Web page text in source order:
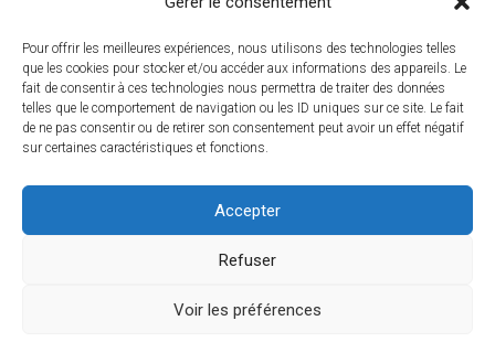
Pour offrir les meilleures expériences, nous utilisons des technologies telles
que les cookies pour stocker et/ou accéder aux informations des appareils. Le
fait de consentir à ces technologies nous permettra de traiter des données
telles que le comportement de navigation ou les ID uniques sur ce site. Le fait
de ne pas consentir ou de retirer son consentement peut avoir un effet négatif
sur certaines caractéristiques et fonctions.
Accepter
Refuser
Voir les préférences
ISFSC S’inscrire
La recherche à l’ISFSC
Le
service à la Collectivité
Politique de vie privée
Politique des cookies